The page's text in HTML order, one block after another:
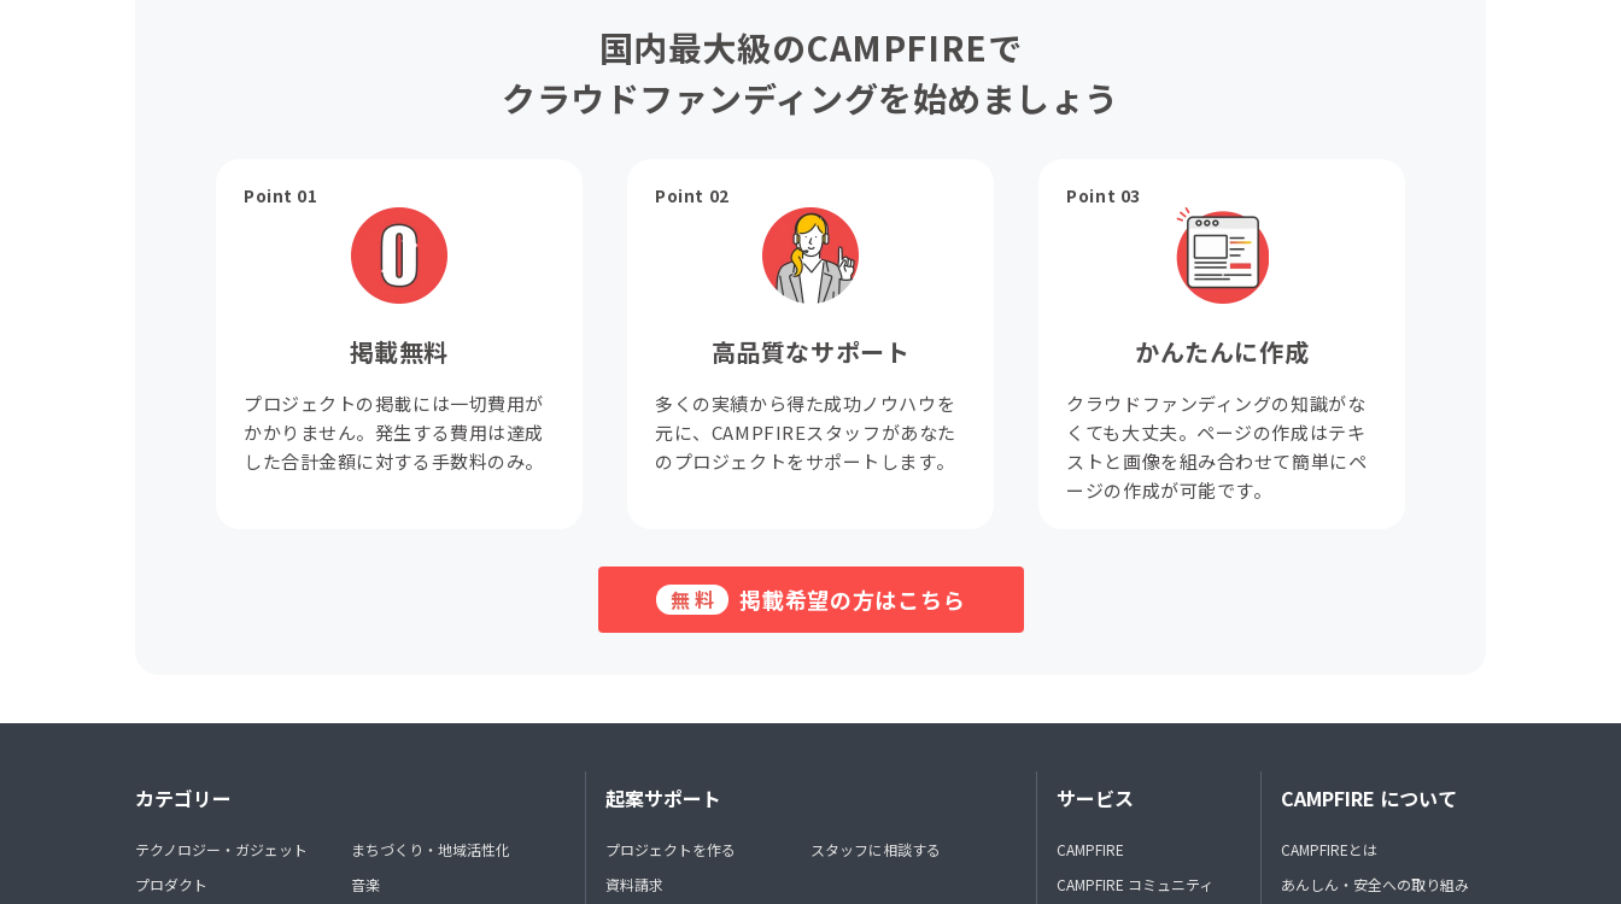
国内最大級のCAMPFIREで
クラウドファンディングを始めましょう
Point 01
掲載無料
プロジェクトの掲載には一切費用が
かかりません。発生する費用は達成
した合計金額に対する手数料のみ。
Point 02
高品質なサポート
多くの実績から得た成功ノウハウを
元に、CAMPFIREスタッフがあなた
のプロジェクトをサポートします。
Point 03
かんたんに作成
クラウドファンディングの知識がな
くても大丈夫。ページの作成はテキ
ストと画像を組み合わせて簡単にペ
ージの作成が可能です。
無料 掲載希望の方はこちら
カテゴリー
テクノロジー・ガジェット
プロダクト
まちづくり・地域活性化
音楽
起案サポート
プロジェクトを作る
資料請求
スタッフに相談する
サービス
CAMPFIRE
CAMPFIRE コミュニティ
CAMPFIRE について
CAMPFIREとは
あんしん・安全への取り組み